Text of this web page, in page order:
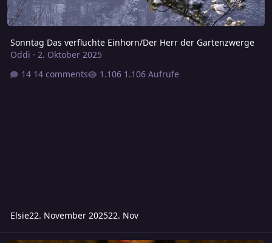
Sonntag Das verfluchte Einhorn/Der Herr der Gartenzwerge
Oddi · 2. Oktober 2025
14 comments
1.106 Aufrufe
Elsie22. November 202522. Nov
Freitag - Der Orden der Goldenen Stille